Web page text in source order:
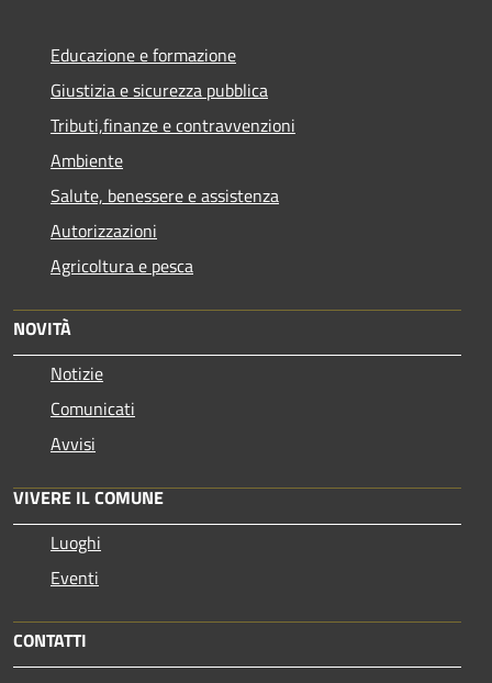
Educazione e formazione
Giustizia e sicurezza pubblica
Tributi,finanze e contravvenzioni
Ambiente
Salute, benessere e assistenza
Autorizzazioni
Agricoltura e pesca
NOVITÀ
Notizie
Comunicati
Avvisi
VIVERE IL COMUNE
Luoghi
Eventi
CONTATTI